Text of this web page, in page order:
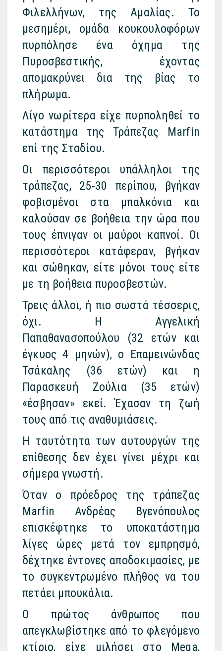
Φιλελλήνων, της Αμαλίας. Το
μεσημέρι, ομάδα κουκουλοφόρων
πυρπόλησε ένα όχημα της
Πυροσβεστικής, έχοντας
απομακρύνει δια της βίας το
πλήρωμα.
Λίγο νωρίτερα είχε πυρποληθεί το
κατάστημα της Τράπεζας Marfin
επί της Σταδίου.
Οι περισσότεροι υπάλληλοι της
τράπεζας, 25-30 περίπου, βγήκαν
φοβισμένοι στα μπαλκόνια και
καλούσαν σε βοήθεια την ώρα που
τους έπνιγαν οι μαύροι καπνοί. Οι
περισσότεροι κατάφεραν, βγήκαν
και σώθηκαν, είτε μόνοι τους είτε
με τη βοήθεια πυροσβεστών.
Τρεις άλλοι, ή πιο σωστά τέσσερις,
όχι. Η Αγγελική
Παπαθανασοπούλου (32 ετών και
έγκυος 4 μηνών), ο Επαμεινώνδας
Τσάκαλης (36 ετών) και η
Παρασκευή Ζούλια (35 ετών)
«έσβησαν» εκεί. Έχασαν τη ζωή
τους από τις αναθυμιάσεις.
Η ταυτότητα των αυτουργών της
επίθεσης δεν έχει γίνει μέχρι και
σήμερα γνωστή.
Όταν ο πρόεδρος της τράπεζας
Marfin Ανδρέας Βγενόπουλος
επισκέφτηκε το υποκατάστημα
λίγες ώρες μετά τον εμπρησμό,
δέχτηκε έντονες αποδοκιμασίες, με
το συγκεντρωμένο πλήθος να του
πετάει μπουκάλια.
Ο πρώτος άνθρωπος που
απεγκλωβίστηκε από το φλεγόμενο
κτίριο, είχε μιλήσει στο Mega,